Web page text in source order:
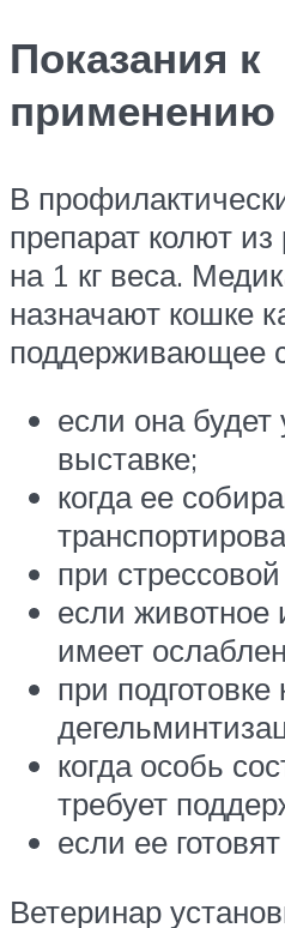
Показания к
применению
В
препарат колют
на 1 кг веса.
назначают кошке
поддерживающее
если она будет
выставке;
когда ее
при
если животное
имеет
при подготовке
когда особь
требует
если ее
Ветеринар